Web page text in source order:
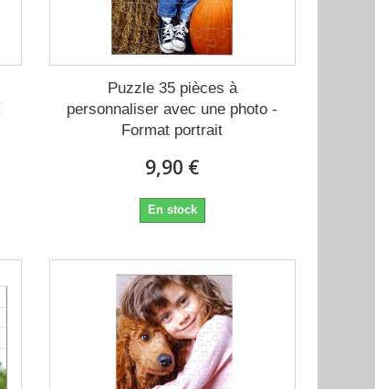
Puzzle 35 pièces à
personnaliser avec une photo -
Format portrait
9,90 €
En stock